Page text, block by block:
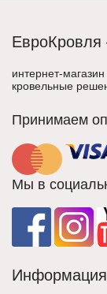
ЕвроКровля
интернет-
кровельные
Принимаем
Мы в
Информация